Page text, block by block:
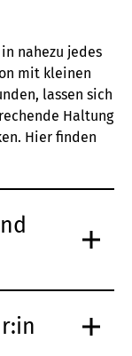
nahezu jedes
mit kleinen
lassen sich
Haltung
Hier finden